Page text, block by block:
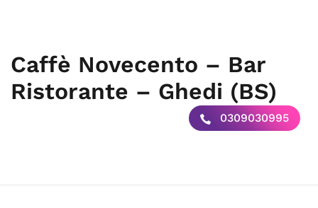
Caffè Novecento – Bar
Ristorante – Ghedi (BS)
0309030995